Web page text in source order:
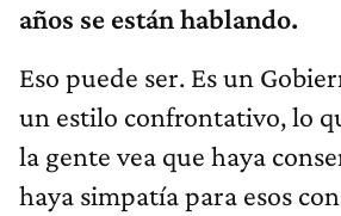
años se están hablando.
Eso puede ser. Es un
un estilo confrontativo, lo
la gente vea que haya
haya simpatía para esos